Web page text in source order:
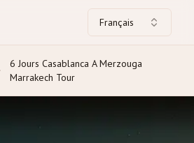
Français
6 Jours Casablanca A Merzouga
Marrakech Tour